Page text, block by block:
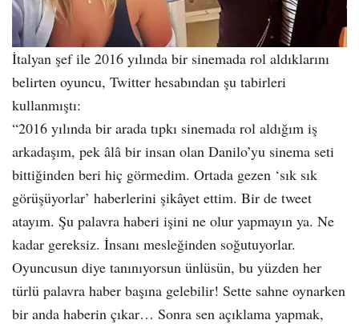
İtalyan şef ile 2016 yılında bir sinemada rol aldıklarını
belirten oyuncu, Twitter hesabından şu tabirleri
kullanmıştı:
“2016 yılında bir arada tıpkı sinemada rol aldığım iş
arkadaşım, pek âlâ bir insan olan Danilo’yu sinema seti
bittiğinden beri hiç görmedim. Ortada gezen ‘sık sık
görüşüyorlar’ haberlerini şikâyet ettim. Bir de tweet
atayım. Şu palavra haberi işini ne olur yapmayın ya. Ne
kadar gereksiz. İnsanı mesleğinden soğutuyorlar.
Oyuncusun diye tanınıyorsun ünlüsün, bu yüzden her
türlü palavra haber başına gelebilir! Sette sahne oynarken
bir anda haberin çıkar… Sonra sen açıklama yapmak,